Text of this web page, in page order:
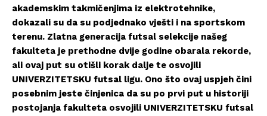
akademskim takmičenjima iz elektrotehnike,
dokazali su da su podjednako vješti i na sportskom
terenu. Zlatna generacija futsal selekcije našeg
fakulteta je prethodne dvije godine obarala rekorde,
ali ovaj put su otišli korak dalje te osvojili
UNIVERZITETSKU futsal ligu. Ono što ovaj uspjeh čini
posebnim jeste činjenica da su po prvi put u historiji
postojanja fakulteta osvojili UNIVERZITETSKU futsal